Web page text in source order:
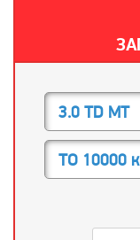
3.0 TD MT
ТО 10000